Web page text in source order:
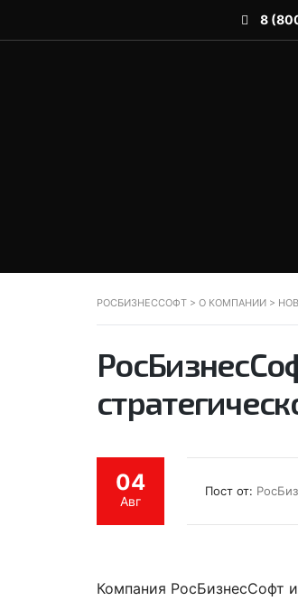
8
РОСБИЗНЕССОФТ > О КОМПАНИИ >
04
Авг
Пост от:
Компания РосБизнесСофт